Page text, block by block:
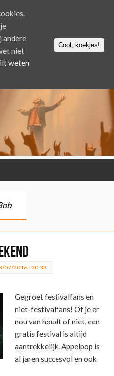
07/2016 - 20:33
Gegroet festivalfans en
niet-festivalfans! Of je er
nou van houdt of niet, een
gratis festival is altijd
aantrekkelijk. Appelpop is
al jaren succesvol en ook
andere
niet
weten
Cool, koekjes!